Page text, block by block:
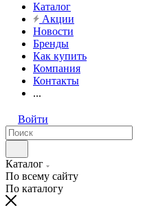
Каталог
Акции
Новости
Бренды
Как купить
Компания
Контакты
...
Войти
Каталог
По всему сайту
По каталогу